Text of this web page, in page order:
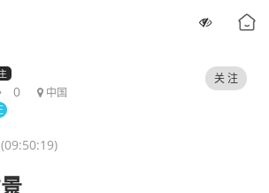
0 中国
关 注